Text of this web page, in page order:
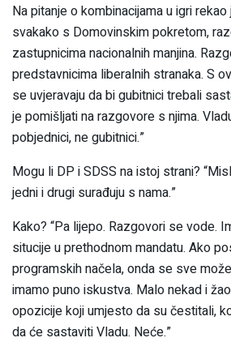
Na pitanje o kombinacijama u igri
svakako s Domovinskim pokretom,
zastupnicima nacionalnih manjina.
predstavnicima liberalnih stranaka. S
se uvjeravaju da bi gubitnici trebali
je pomišljati na razgovore s njima.
pobjednici, ne gubitnici.”
Mogu li DP i SDSS na istoj strani?
jedni i drugi surađuju s nama.”
Kako? “Pa lijepo. Razgovori se vode.
situcije u prethodnom mandatu. Ako
programskih načela, onda se sve
imamo puno iskustva. Malo nekad i
opozicije koji umjesto da su čestitali,
da će sastaviti Vladu. Neće.”